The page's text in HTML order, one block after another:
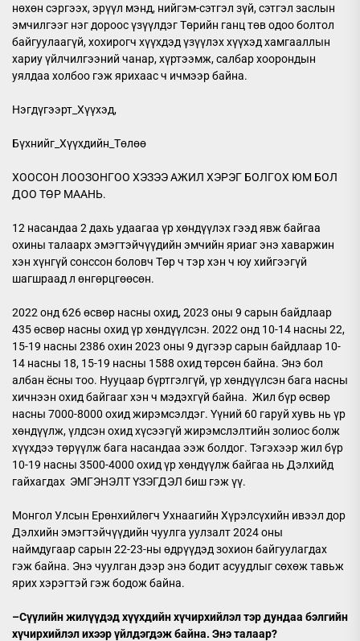
нөхөн сэргээх, эрүүл мэнд, нийгэм-сэтгэл зүй, сэтгэл заслын
эмчилгээг нэг дороос үзүүлдэг Төрийн ганц төв одоо болтол
байгуулаагүй, хохирогч хүүхдэд үзүүлэх хүүхэд хамгааллын
хариу үйлчилгээний чанар, хүртээмж, салбар хоорондын
уялдаа холбоо гэж ярихаас ч ичмээр байна.
Нэгдүгээрт_Хүүхэд,
Бүхнийг_Хүүхдийн_Төлөө
ХООСОН ЛООЗОНГОО ХЭЗЭЭ АЖИЛ ХЭРЭГ БОЛГОХ ЮМ БОЛ
ДОО ТӨР МААНЬ.
12 насандаа 2 дахь удаагаа үр хөндүүлэх гээд явж байгаа
охины талаарх эмэгтэйчүүдийн эмчийн яриаг энэ хаваржин
хэн хүнгүй сонссон боловч Төр ч тэр хэн ч юу хийгээгүй
шагшраад л өнгөрцгөөсөн.
2022 онд 626 өсвөр насны охид, 2023 оны 9 сарын байдлаар
435 өсвөр насны охид үр хөндүүлсэн. 2022 онд 10-14 насны 22,
15-19 насны 2386 охин 2023 оны 9 дүгээр сарын байдлаар 10-
14 насны 18, 15-19 насны 1588 охид төрсөн байна. Энэ бол
албан ёсны тоо. Нууцаар бүртгэлгүй, үр хөндүүлсэн бага насны
хичнээн охид байгааг хэн ч мэдэхгүй байна. Жил бүр өсвөр
насны 7000-8000 охид жирэмсэлдэг. Үүний 60 гаруй хувь нь үр
хөндүүлж, үлдсэн охид хүсээгүй жирэмслэлтийн золиос болж
хүүхдээ төрүүлж бага насандаа ээж болдог. Тэгэхээр жил бүр
10-19 насны 3500-4000 охид үр хөндүүлж байгаа нь Дэлхийд
гайхагдах ЭМГЭНЭЛТ ҮЗЭГДЭЛ биш гэж үү.
Монгол Улсын Ерөнхийлөгч Ухнаагийн Хүрэлсүхийн ивээл дор
Дэлхийн эмэгтэйчүүдийн чуулга уулзалт 2024 оны
наймдугаар сарын 22-23-ны өдрүүдэд зохион байгуулагдах
гэж байна. Энэ чуулган дээр энэ бодит асуудлыг сөхөж тавьж
ярих хэрэгтэй гэж бодож байна.
–Сүүлийн жилүүдэд хүүхдийн хүчирхийлэл тэр дундаа бэлгийн
хүчирхийлэл ихээр үйлдэгдэж байна. Энэ талаар?